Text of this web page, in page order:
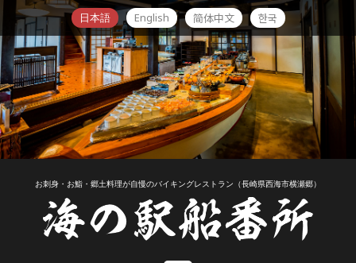
日本語 English 简体中文 한국
お刺身・お鮨・郷土料理が自慢のバイキングレストラン（長崎県西海市横瀬郷）